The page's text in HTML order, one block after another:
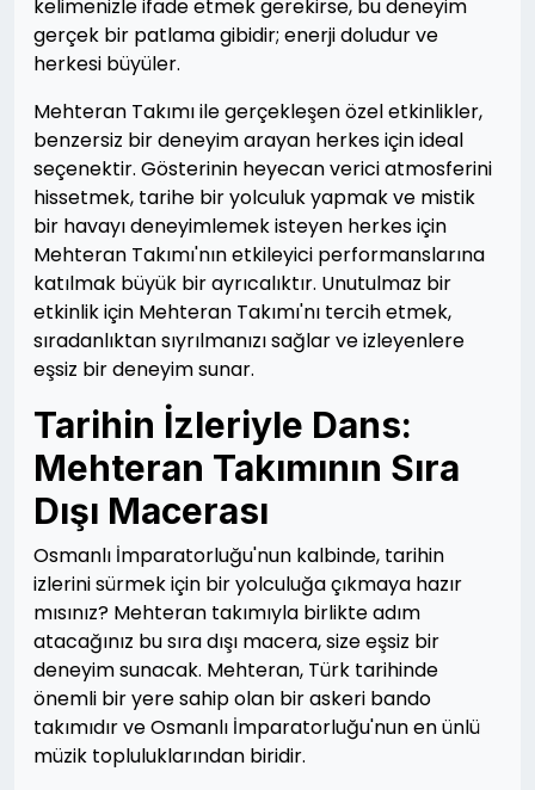
kelimenizle ifade etmek gerekirse, bu deneyim
gerçek bir patlama gibidir; enerji doludur ve
herkesi büyüler.
Mehteran Takımı ile gerçekleşen özel etkinlikler,
benzersiz bir deneyim arayan herkes için ideal
seçenektir. Gösterinin heyecan verici atmosferini
hissetmek, tarihe bir yolculuk yapmak ve mistik
bir havayı deneyimlemek isteyen herkes için
Mehteran Takımı'nın etkileyici performanslarına
katılmak büyük bir ayrıcalıktır. Unutulmaz bir
etkinlik için Mehteran Takımı'nı tercih etmek,
sıradanlıktan sıyrılmanızı sağlar ve izleyenlere
eşsiz bir deneyim sunar.
Tarihin İzleriyle Dans:
Mehteran Takımının Sıra
Dışı Macerası
Osmanlı İmparatorluğu'nun kalbinde, tarihin
izlerini sürmek için bir yolculuğa çıkmaya hazır
mısınız? Mehteran takımıyla birlikte adım
atacağınız bu sıra dışı macera, size eşsiz bir
deneyim sunacak. Mehteran, Türk tarihinde
önemli bir yere sahip olan bir askeri bando
takımıdır ve Osmanlı İmparatorluğu'nun en ünlü
müzik topluluklarından biridir.